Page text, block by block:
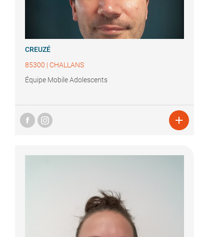
CREUZÉ
85300 | CHALLANS
Équipe Mobile Adolescents
